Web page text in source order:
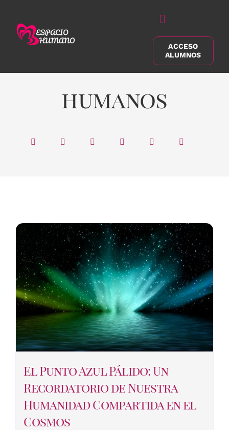
contenido
Alternar
navegación
Buscar:
ACCESO
ALUMNOS
humanos
El Punto Azul Pálido: Un
Recordatorio de Nuestra
Humanidad Compartida en el
Cosmos